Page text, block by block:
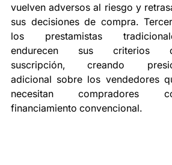
vuelven adversos al riesgo y
sus decisiones de compra.
los prestamistas
endurecen sus criterios
suscripción, creando
adicional sobre los vendedores
necesitan compradores
financiamiento convencional.